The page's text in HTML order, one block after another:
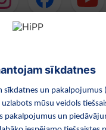
ēdināšana
HiPP Grūtniecība
politika